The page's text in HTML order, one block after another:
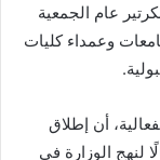
عام الجمعية
وعمداء كليات
أن إطلاق
لنهج الوزارة في